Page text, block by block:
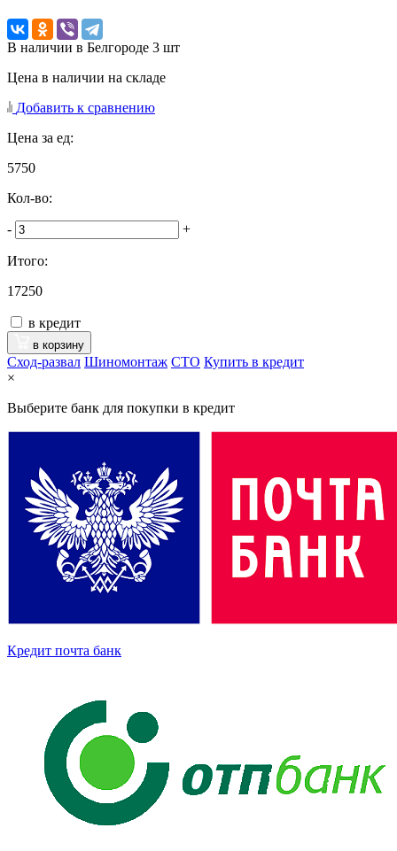
В наличии в Белгороде 3 шт
Цена в наличии на складе
Добавить к сравнению
Цена за ед:
5750
Кол-во:
- +
Итого:
17250
в кредит
в корзину
Сход-развал Шиномонтаж CTO Купить в кредит
×
Выберите банк для покупки в кредит
Кредит почта банк